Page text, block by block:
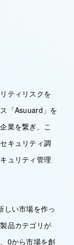
ティリスクを
「Asuuard」を
業を繋ぎ、こ
キュリティ調
ュリティ管理
しい市場を作っ
品カテゴリが
0から市場を創